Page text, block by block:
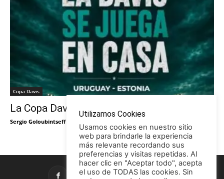
Copa Davis
La Copa Davis vuelve al Círculo
Sergio Goloubintseff
Utilizamos Cookies
Usamos cookies en nuestro sitio
web para brindarle la experiencia
más relevante recordando sus
preferencias y visitas repetidas. Al
hacer clic en "Aceptar todo", acepta
el uso de TODAS las cookies. Sin